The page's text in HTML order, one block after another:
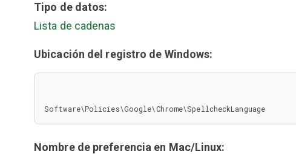
Tipo de datos:
Lista de cadenas
Ubicación del registro de Windows:
Software\Policies\Google\Chrome\SpellcheckLanguage
Nombre de preferencia en Mac/Linux: